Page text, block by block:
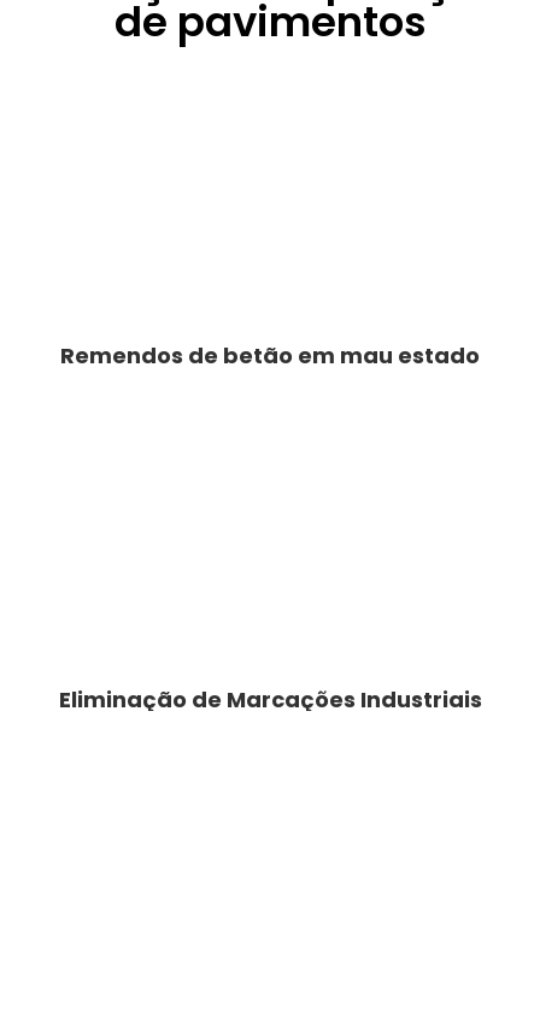
de pavimentos
Remendos de betão em mau estado
Eliminação de Marcações Industriais